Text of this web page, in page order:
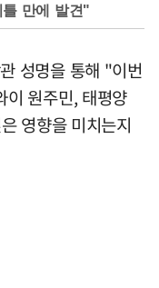
만에 발견"
성명을 통해 "이번
이 원주민, 태평양
영향을 미치는지